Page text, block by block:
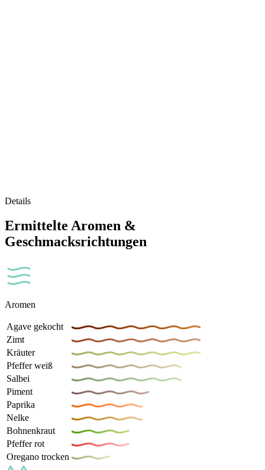
Details
Ermittelte Aromen &
Geschmacksrichtungen
Aromen
Agave gekocht
Zimt
Kräuter
Pfeffer weiß
Salbei
Piment
Paprika
Nelke
Bohnenkraut
Pfeffer rot
Oregano trocken